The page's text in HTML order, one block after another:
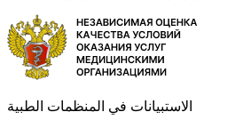
الاستبيانات في المنظمات الطبية